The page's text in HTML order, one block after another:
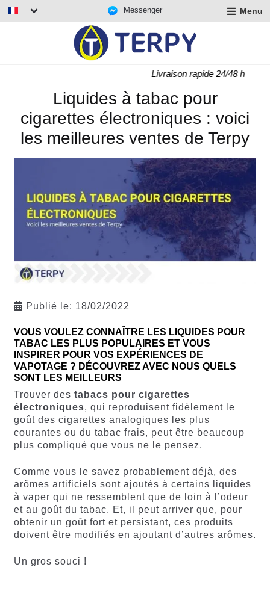
Messenger Menu
Livraison rapide 24/48 h
Liquides à tabac pour
cigarettes électroniques : voici
les meilleures ventes de Terpy
Publié le: 18/02/2022
VOUS VOULEZ CONNAÎTRE LES LIQUIDES POUR
TABAC LES PLUS POPULAIRES ET VOUS
INSPIRER POUR VOS EXPÉRIENCES DE
VAPOTAGE ? DÉCOUVREZ AVEC NOUS QUELS
SONT LES MEILLEURS
Trouver des tabacs pour cigarettes
électroniques, qui reproduisent fidèlement le
goût des cigarettes analogiques les plus
courantes ou du tabac frais, peut être beaucoup
plus compliqué que vous ne le pensez.
Comme vous le savez probablement déjà, des
arômes artificiels sont ajoutés à certains liquides
à vaper qui ne ressemblent que de loin à l’odeur
et au goût du tabac. Et, il peut arriver que, pour
obtenir un goût fort et persistant, ces produits
doivent être modifiés en ajoutant d’autres arômes.
Un gros souci !